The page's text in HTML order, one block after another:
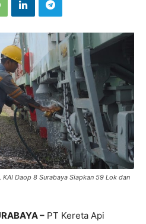
Daop 8 Surabaya Siapkan 59 Lok dan
– PT Kereta Api